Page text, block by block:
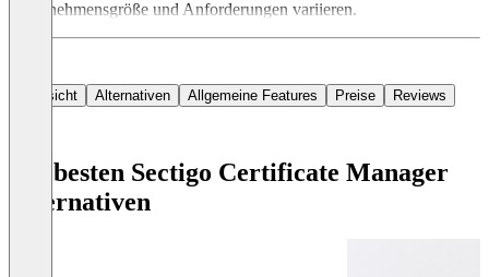
Unternehmensgröße und Anforderungen variieren.
Übersicht Alternativen Allgemeine Features Preise Reviews
Die besten Sectigo Certificate Manager
Alternativen